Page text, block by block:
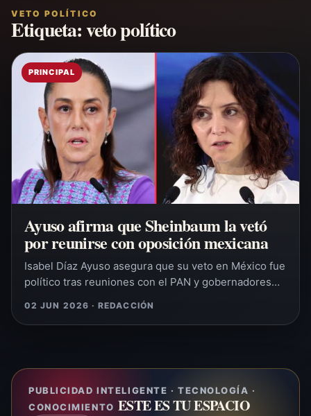
VETO POLÍTICO
Etiqueta:veto político
PRINCIPAL
Ayuso afirma que Sheinbaum la vetó
por reunirse con oposición mexicana
Isabel Díaz Ayuso asegura que su veto en México fue
político tras reuniones con el PAN y gobernadores…
02 JUN 2026 · REDACCIÓN
PUBLICIDAD INTELIGENTE · TECNOLOGÍA ·
CONOCIMIENTO ESTE ES TU ESPACIO